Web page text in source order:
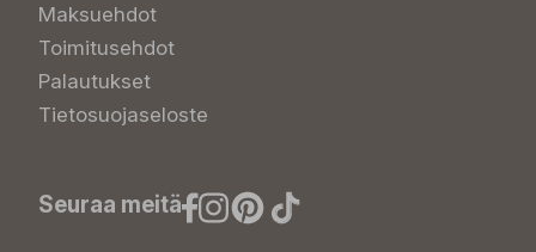
Maksuehdot
Toimitusehdot
Palautukset
Tietosuojaseloste
Seuraa meitä